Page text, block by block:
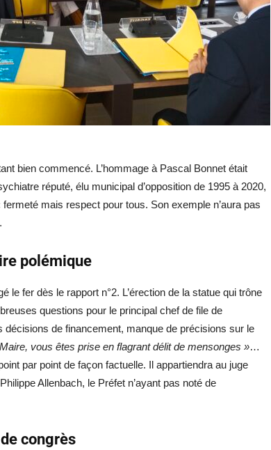
bien commencé. L’hommage à Pascal Bonnet était
réputé, élu municipal d’opposition de 1995 à 2020,
mais respect pour tous. Son exemple n’aura pas
polémique
le fer dès le rapport n°2. L’érection de la statue qui trône
questions pour le principal chef de file de
décisions de financement, manque de précisions sur le
vous êtes prise en flagrant délit de mensonges »…
par point de façon factuelle. Il appartiendra au juge
Allenbach, le Préfet n’ayant pas noté de
congrès